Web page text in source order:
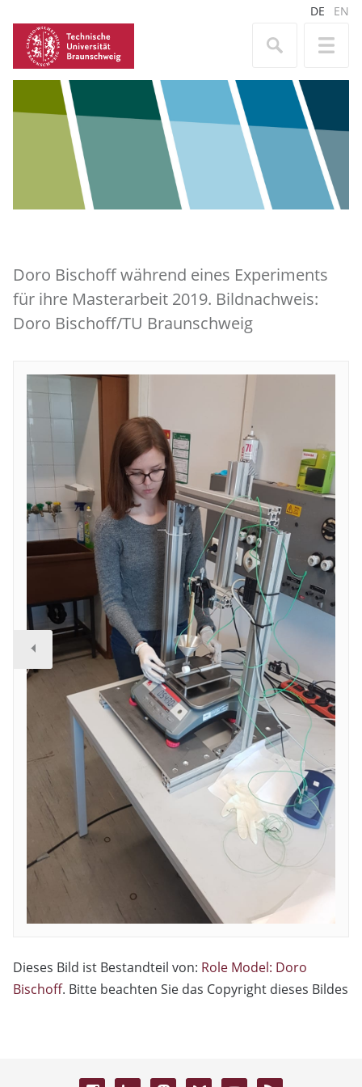
DE EN
Doro Bischoff während eines Experiments
für ihre Masterarbeit 2019. Bildnachweis:
Doro Bischoff/TU Braunschweig
Dieses Bild ist Bestandteil von: Role Model: Doro
Bischoff. Bitte beachten Sie das Copyright dieses Bildes